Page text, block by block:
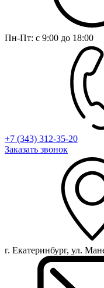
Пн-Пт: с 9:00 до 18:00
+7 (343) 312-35-20
Заказать звонок
г. Екатеринбург, ул.